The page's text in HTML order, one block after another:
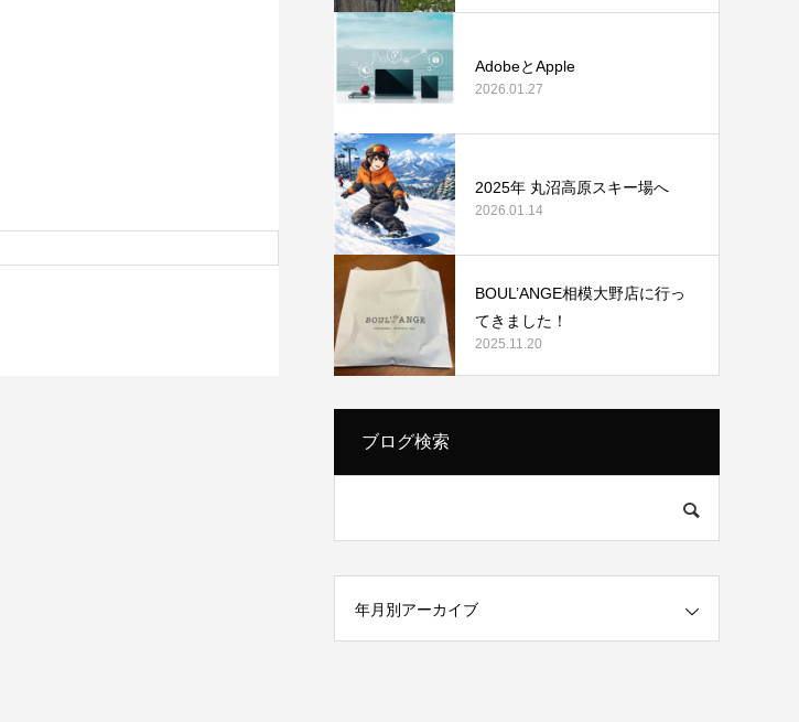
AdobeとApple
2026.01.27
2025年 丸沼高原スキー場へ
2026.01.14
BOUL’ANGE相模大野店に行っ
てきました！
2025.11.20
ブログ検索
年月別アーカイブ